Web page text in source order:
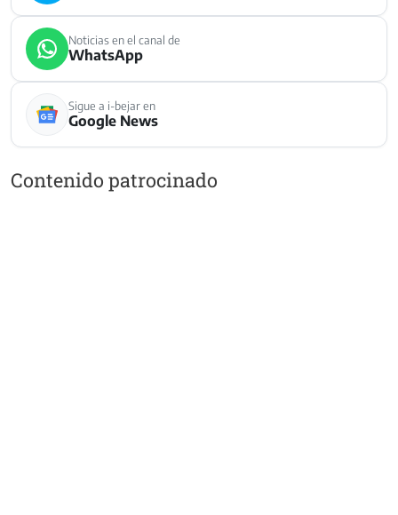
Noticias en el canal de
WhatsApp
Sigue a i-bejar en
Google News
Contenido patrocinado